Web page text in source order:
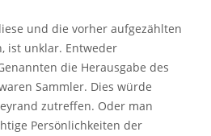
und die vorher aufgezählten
ist unklar. Entweder
die Herausgabe des
Sammler. Dies würde
zutreffen. Oder man
Persönlichkeiten der